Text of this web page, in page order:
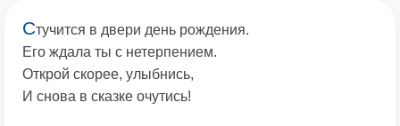
Стучится в двери день рождения.
Его ждала ты с нетерпением.
Открой скорее, улыбнись,
И снова в сказке очутись!